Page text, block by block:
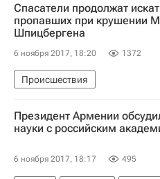
Спасатели продолжат
пропавших при крушении
Шпицбергена
6 ноября 2017, 18:20 1372
Происшествия
Крушение Ми-8 на
Норвегия
Президент Армении
науки с российским
6 ноября 2017, 18:17 495